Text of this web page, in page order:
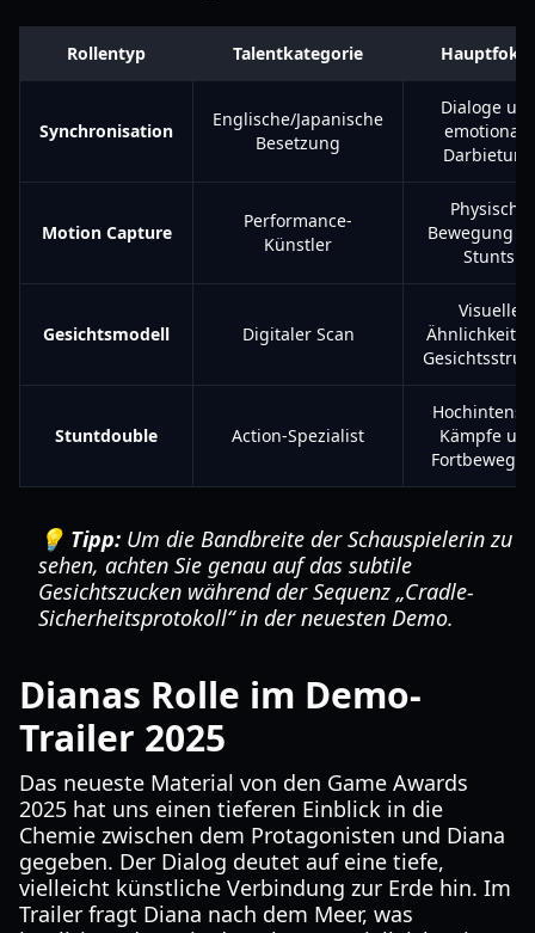
Rollentyp Talentkategorie
Synchronisation
Englische/Japanische
Besetzung
Dialoge
emotionale
Darbietung
Motion Capture
Performance-
Künstler
Physische
Bewegung
Stunts
Gesichtsmodell Digitaler Scan
Visuelle
Ähnlichkeit
Stuntdouble Action-Spezialist
Kämpfe
💡 Tipp: Um die Bandbreite der Schauspielerin zu
sehen, achten Sie genau auf das subtile
Gesichtszucken während der Sequenz „Cradle-
Sicherheitsprotokoll“ in der neuesten Demo.
Dianas Rolle im Demo-
Trailer 2025
Das neueste Material von den Game Awards
2025 hat uns einen tieferen Einblick in die
Chemie zwischen dem Protagonisten und Diana
gegeben. Der Dialog deutet auf eine tiefe,
vielleicht künstliche Verbindung zur Erde hin. Im
Trailer fragt Diana nach dem Meer, was